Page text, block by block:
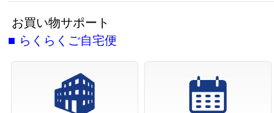
お買い物サポート
■ らくらくご自宅便